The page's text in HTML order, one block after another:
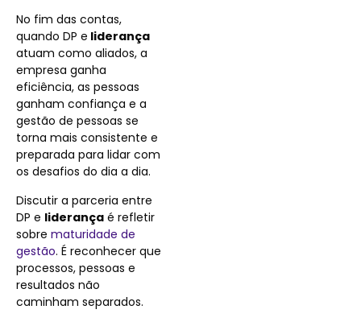
No fim das contas,
quando DP e liderança
atuam como aliados, a
empresa ganha
eficiência, as pessoas
ganham confiança e a
gestão de pessoas se
torna mais consistente e
preparada para lidar com
os desafios do dia a dia.
Discutir a parceria entre
DP e liderança é refletir
sobre maturidade de
gestão. É reconhecer que
processos, pessoas e
resultados não
caminham separados.